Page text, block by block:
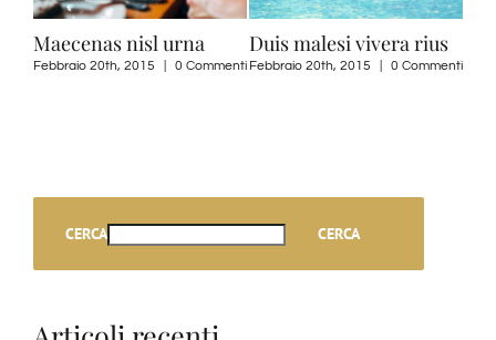
vivera rius
2015 | 0 Commenti
Neque porro quisquam
Maggio 21st, 2015 | 0 Commenti
Sed ut
Maggio 21st, 2015
CERCA CERCA